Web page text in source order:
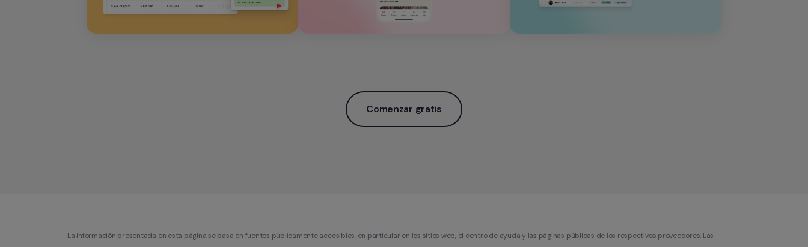
Comenzar gratis
La información presentada en esta página se basa en fuentes públicamente accesibles, en particular en los sitios web, el centro de ayuda y las páginas públicas de los respectivos proveedores. Las